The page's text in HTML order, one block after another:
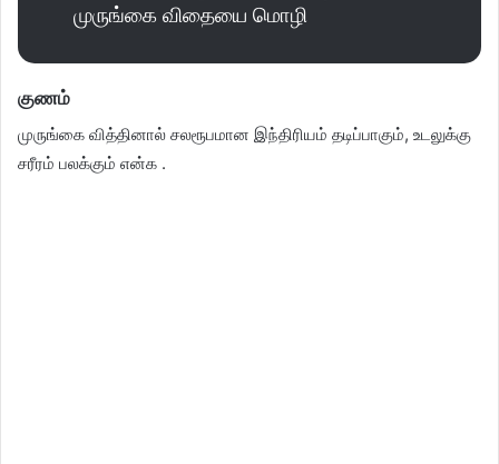
முருங்கை விதையை மொழி
குணம்
முருங்கை வித்தினால் சலரூபமான இந்திரியம் தடிப்பாகும், உடலுக்கு
சரீரம் பலக்கும் என்க .